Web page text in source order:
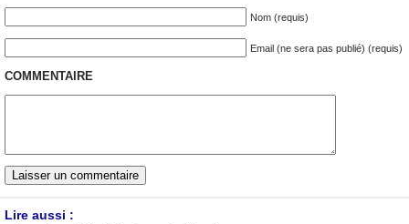
Nom (requis)
Email (ne sera pas publié) (requis)
COMMENTAIRE
Lire aussi :